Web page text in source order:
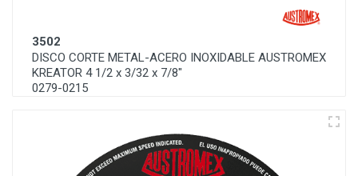
3502
DISCO CORTE METAL-ACERO INOXIDABLE AUSTROMEX
KREATOR 4 1/2 x 3/32 x 7/8"
0279-0215